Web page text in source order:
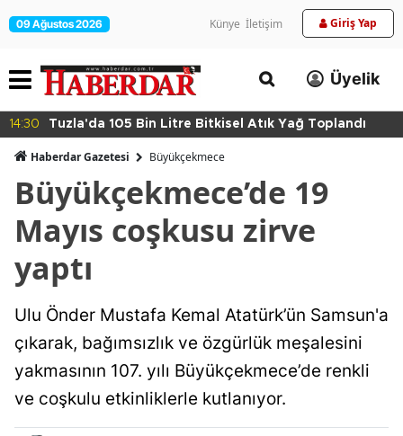
09 Ağustos 2026 Künye İletişim Giriş Yap
Üyelik
14:30 Tuzla'da 105 Bin Litre Bitkisel Atık Yağ Toplandı
Haberdar Gazetesi Büyükçekmece
Büyükçekmece’de 19
Mayıs coşkusu zirve
yaptı
Ulu Önder Mustafa Kemal Atatürk’ün Samsun'a
çıkarak, bağımsızlık ve özgürlük meşalesini
yakmasının 107. yılı Büyükçekmece’de renkli
ve coşkulu etkinliklerle kutlanıyor.